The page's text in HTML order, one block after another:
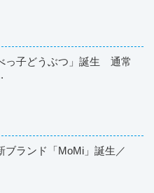
っ子どうぶつ」誕生 通常
ブランド「MoMi」誕生／